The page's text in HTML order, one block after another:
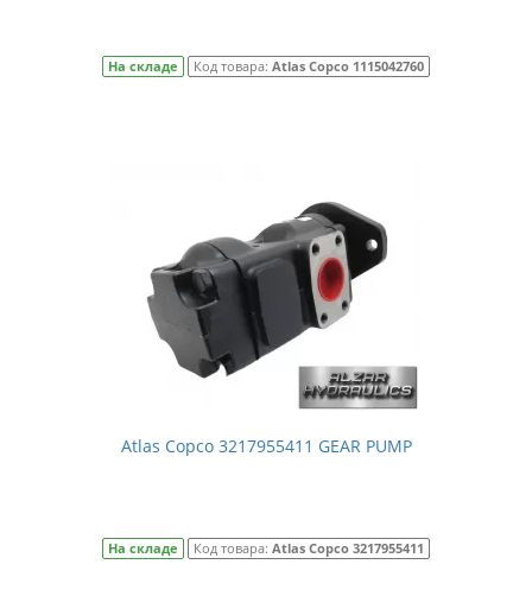
На складе Код товара: Atlas Copco 1115042760
Atlas Copco 3217955411 GEAR PUMP
На складе Код товара: Atlas Copco 3217955411